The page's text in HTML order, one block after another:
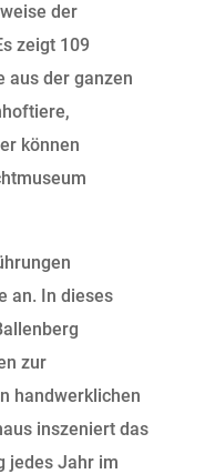
der
zeigt 109
aus der ganzen
können
an. In dieses
zur
handwerklichen
inszeniert das
jedes Jahr im